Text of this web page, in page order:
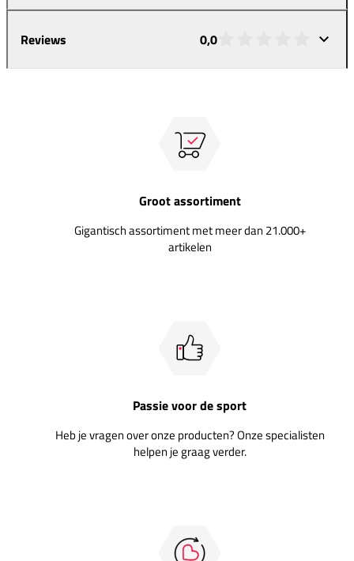
Reviews 0,0
Groot assortiment
Gigantisch assortiment met meer dan 21.000+
artikelen
Passie voor de sport
Heb je vragen over onze producten? Onze specialisten
helpen je graag verder.